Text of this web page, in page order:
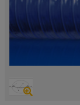
Saugschlauch +